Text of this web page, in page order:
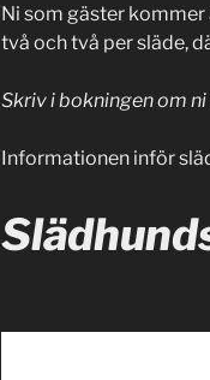
Ni som gäster
två och två per släde,
Skriv i bokningen om
Informationen inför